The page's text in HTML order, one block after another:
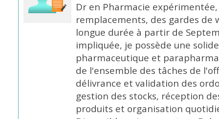
Dr en Pharmacie
remplacements, des gardes de
longue durée à partir de
impliquée, je possède une
pharmaceutique et
de l'ensemble des tâches de
délivrance et validation des
gestion des stocks, réception
produits et organisation